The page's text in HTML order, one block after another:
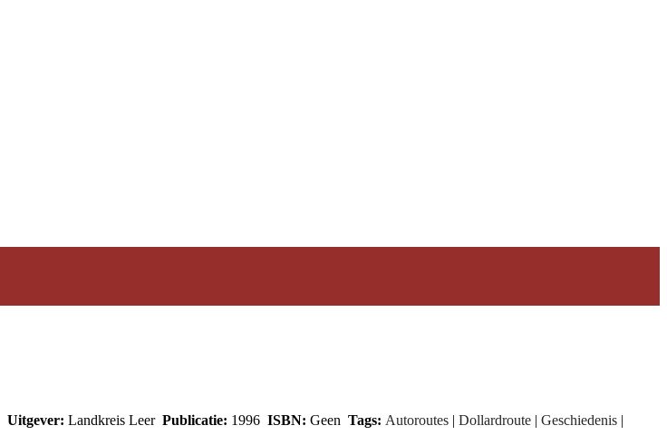
Uitgever: Landkreis Leer Publicatie: 1996 ISBN: Geen Tags: Autoroutes | Dollardroute | Geschiedenis |